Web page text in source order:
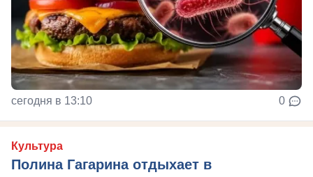
сегодня в 13:10 0
Культура
Полина Гагарина отдыхает в